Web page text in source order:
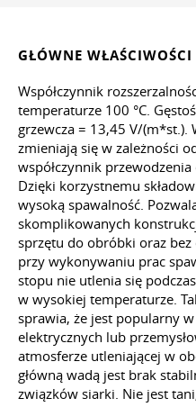
GŁÓWNE WŁAŚCIWOŚCI
Współczynnik
temperaturze 100 °C.
grzewcza = 13,45 V/(m*st.).
zmieniają się w zależności
współczynnik przewodzenia
Dzięki korzystnemu
wysoką spawalność.
skomplikowanych
sprzętu do obróbki oraz
przy wykonywaniu prac
stopu nie utlenia się
w wysokiej temperaturze.
sprawia, że jest popularny
elektrycznych lub
atmosferze utleniającej w
główną wadą jest brak
związków siarki. Nie jest